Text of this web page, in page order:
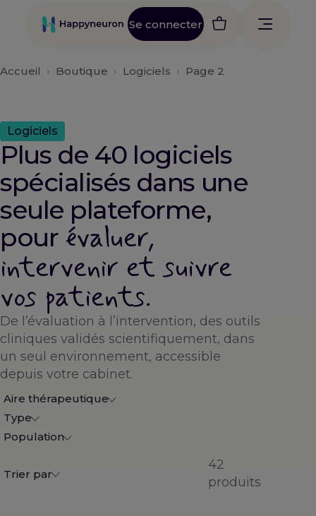
Se connecter
Accueil › Boutique › Logiciels › Page 2
Logiciels
Plus de 40 logiciels
spécialisés dans une
seule plateforme,
pour évaluer,
intervenir et suivre
vos patients.
De l’évaluation à l’intervention, des outils
cliniques validés scientifiquement, dans
un seul environnement, accessible
depuis votre cabinet.
Aire thérapeutique
Type
Population
Trier par
42
produits